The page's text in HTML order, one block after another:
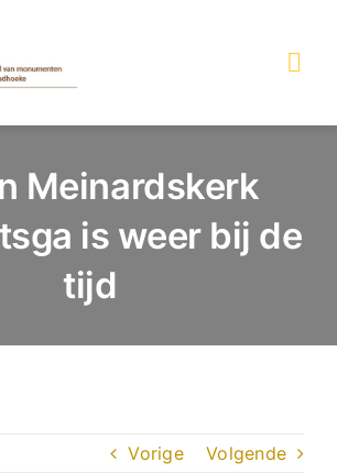
Meinardskerk
is weer bij de
tijd
Vorige Volgende